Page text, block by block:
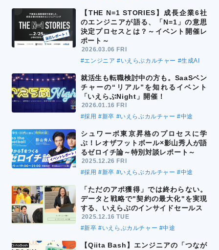
【THE N=1 STORIES】成長企業6社
のエンジニアが語る、「N=1」の意思
決定プロセスとは？～イベント開催レ
ポート～
2026.03.06 FRI
#エンジニア #いえらぶカルチャー #生成AI
就活生も転職検討中の方も。SaaSベン
チャーの“リアル”を知れるイベント
「いえらぶNight」開催！
2026.01.16 FRI
#採用 #新卒 #いえらぶカルチャー #中途
シュワーボ東京昇格のプロセスに学
ぶ！レオザフットボール×影山秀人が語
るゼロイチ論～特別対談レポート～
2025.12.26 FRI
#採用 #新卒 #いえらぶカルチャー #中途
「ただのアポ獲得」では終わらない。
データと戦略で"契約の最大化"を実現
する、いえらぶのインサイドセールス
2025.12.16 TUE
#新卒 #いえらぶカルチャー #中途
【Qiita Bash】エンジニアの「つなが